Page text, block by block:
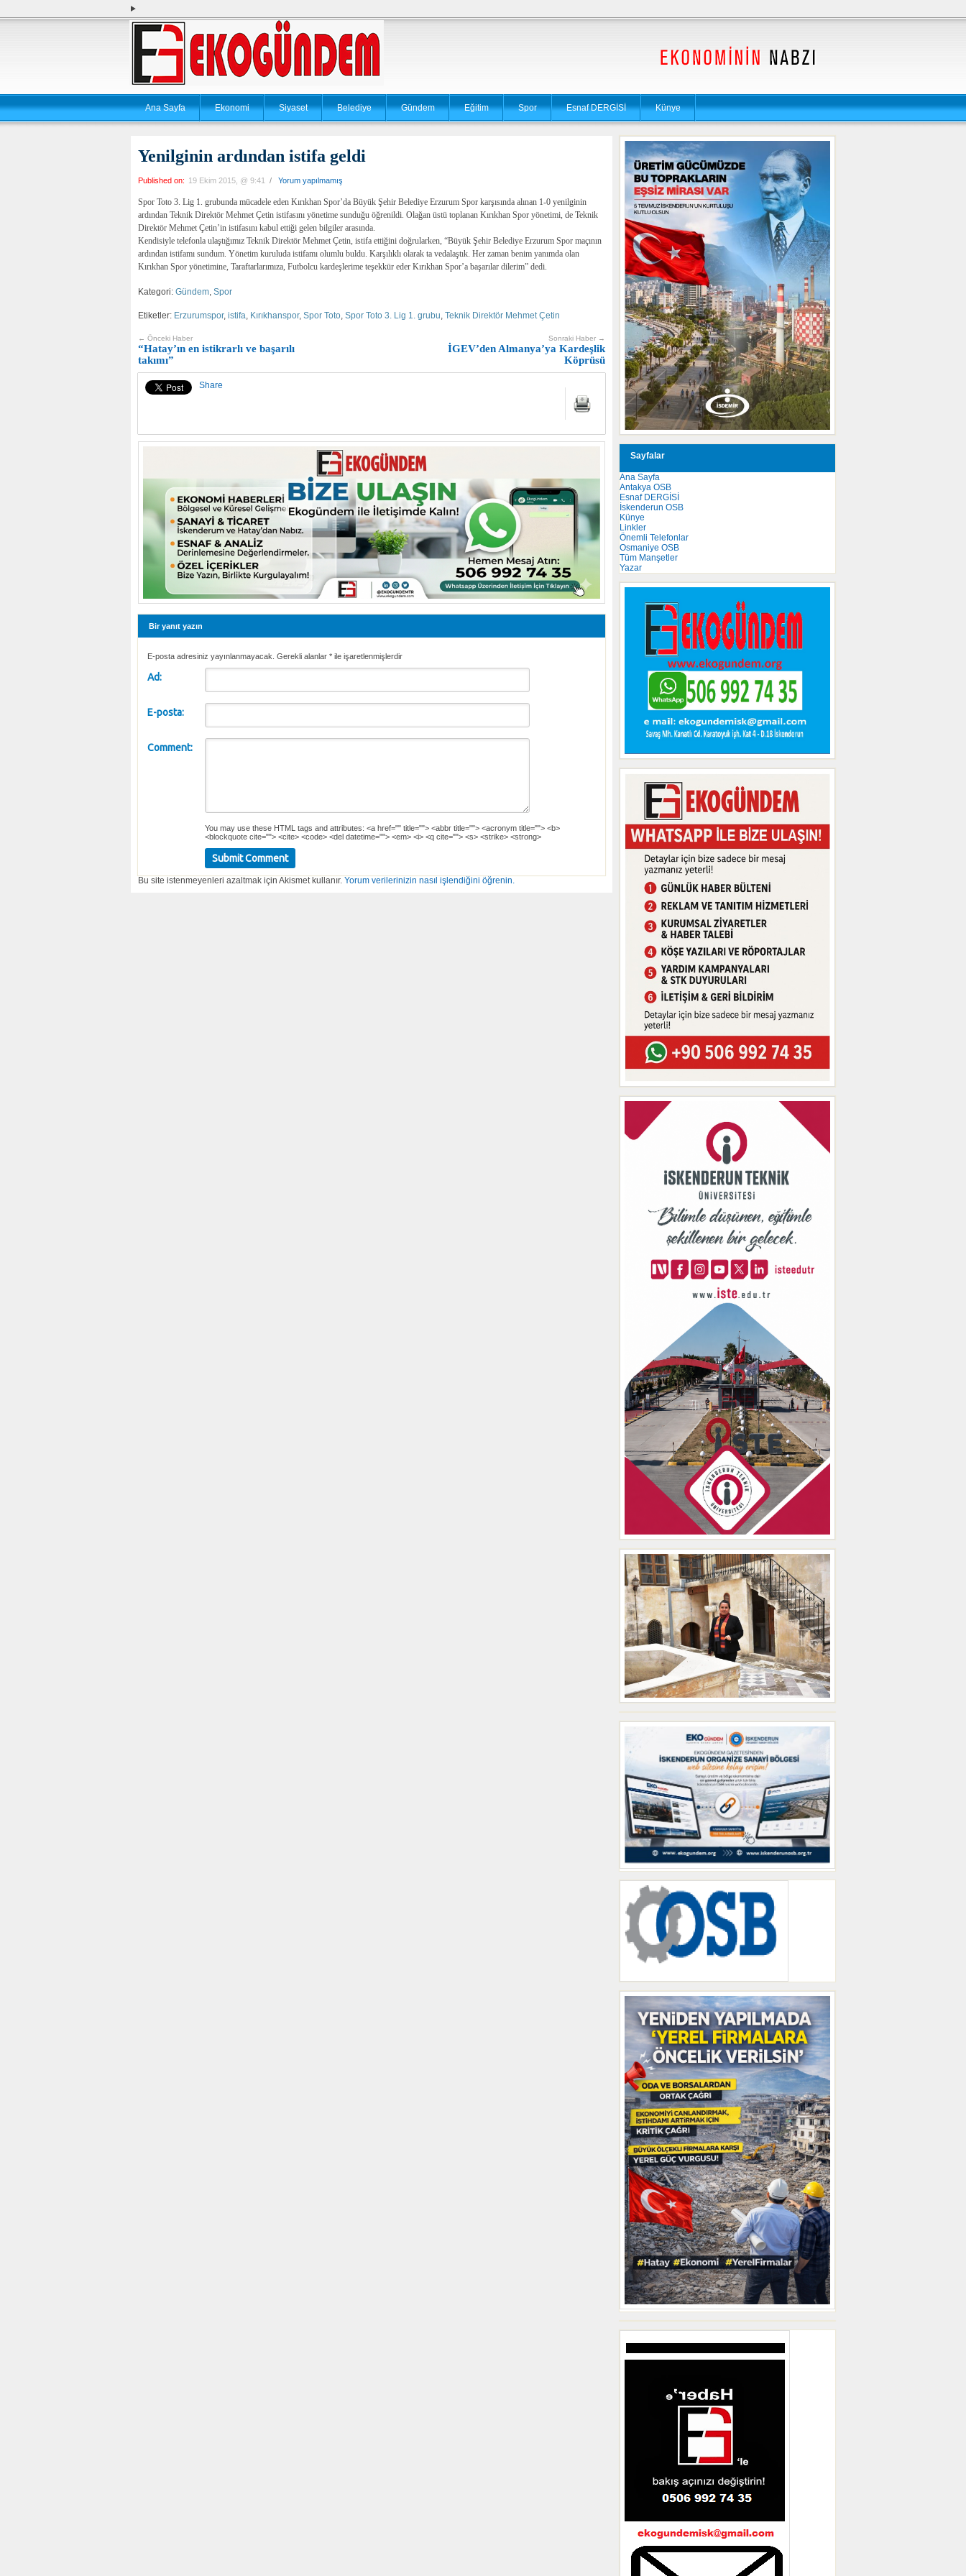
Ana Sayfa Ekonomi Siyaset Belediye Gündem Eğitim Spor Esnaf DERGİSİ Künye
Yenilginin ardından istifa geldi
Published on: 19 Ekim 2015, @ 9:41 / Yorum yapılmamış
Spor Toto 3. Lig 1. grubunda mücadele eden Kırıkhan Spor’da Büyük Şehir Belediye Erzurum Spor karşısında alınan 1-0 yenilginin
ardından Teknik Direktör Mehmet Çetin istifasını yönetime sunduğu öğrenildi. Olağan üstü toplanan Kırıkhan Spor yönetimi, de Teknik
Direktör Mehmet Çetin’in istifasını kabul ettiği gelen bilgiler arasında.
Kendisiyle telefonla ulaştığımız Teknik Direktör Mehmet Çetin, istifa ettiğini doğrularken, “Büyük Şehir Belediye Erzurum Spor maçının
ardından istifamı sundum. Yönetim kuruluda istifamı olumlu buldu. Karşılıklı olarak ta vedalaştık. Her zaman benim yanımda olan
Kırıkhan Spor yönetimine, Taraftarlarımıza, Futbolcu kardeşlerime teşekkür eder Kırıkhan Spor’a başarılar dilerim” dedi.
Kategori: Gündem, Spor
Etiketler: Erzurumspor, istifa, Kırıkhanspor, Spor Toto, Spor Toto 3. Lig 1. grubu, Teknik Direktör Mehmet Çetin
Sonraki Haber →
İGEV’den Almanya’ya Kardeşlik
Köprüsü
← Önceki Haber
“Hatay’ın en istikrarlı ve başarılı
takımı”
Share
Bir yanıt yazın
E-posta adresiniz yayınlanmayacak. Gerekli alanlar * ile işaretlenmişlerdir
Ad:
E-posta:
Comment:
You may use these HTML tags and attributes: <a href="" title=""> <abbr title=""> <acronym title=""> <b>
<blockquote cite=""> <cite> <code> <del datetime=""> <em> <i> <q cite=""> <s> <strike> <strong>
Bu site istenmeyenleri azaltmak için Akismet kullanır. Yorum verilerinizin nasıl işlendiğini öğrenin.
Sayfalar
Ana Sayfa
Antakya OSB
Esnaf DERGİSİ
İskenderun OSB
Künye
Linkler
Önemli Telefonlar
Osmaniye OSB
Tüm Manşetler
Yazar